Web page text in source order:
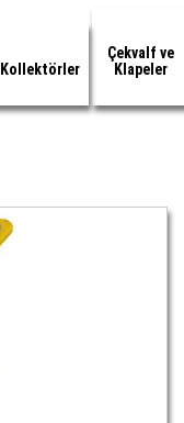
Kollektörler
Çekvalf ve
Klapeler